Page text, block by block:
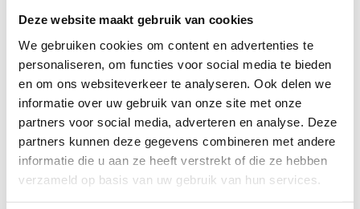
Deze website maakt gebruik van cookies
We gebruiken cookies om content en advertenties te
personaliseren, om functies voor social media te bieden
en om ons websiteverkeer te analyseren. Ook delen we
informatie over uw gebruik van onze site met onze
partners voor social media, adverteren en analyse. Deze
partners kunnen deze gegevens combineren met andere
informatie die u aan ze heeft verstrekt of die ze hebben
verzameld op basis van uw gebruik van hun services.
nieuwe therapieën, economische groei en
hoogwaardige werkgelegenheid.
Onze oproep aan het ministerie
Hollandbio en 129 ondertekenaars – van
geneesmiddelontwikkelaars tot uitvoerders en
ondersteuners van klinisch onderzoek –
onderschrijven het belang van een sterk en